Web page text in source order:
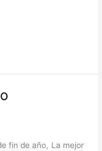
fin de año, La mejor